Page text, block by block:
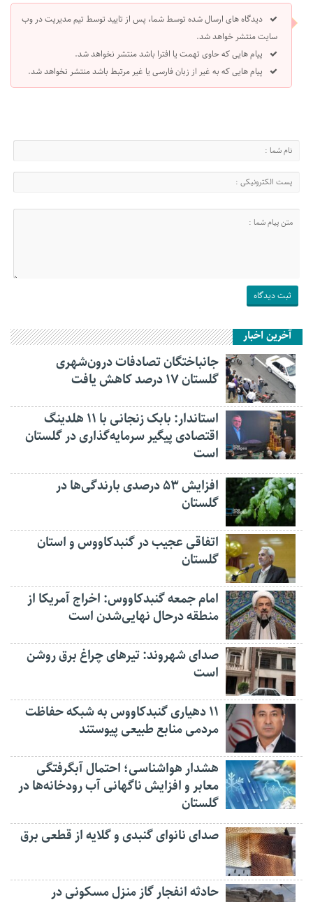
دیدگاه های ارسال شده توسط شما، پس از تایید توسط تیم مدیریت در وب
سایت منتشر خواهد شد.
پیام هایی که حاوی تهمت یا افترا باشد منتشر نخواهد شد.
پیام هایی که به غیر از زبان فارسی یا غیر مرتبط باشد منتشر نخواهد شد.
آخرین اخبار
جانباختگان تصادفات درون‌شهری
گلستان ۱۷ درصد کاهش یافت
استاندار: بابک زنجانی با ۱۱ هلدینگ
اقتصادی پیگیر سرمایه‌گذاری در گلستان
است
افزایش ۵۳ درصدی بارندگی‌ها در
گلستان
اتفاقی عجیب در‌ گنبدکاووس و استان
گلستان
امام جمعه گنبدکاووس: اخراج آمریکا از
منطقه درحال نهایی‌شدن است
صدای شهروند: تیرهای چراغ برق روشن
است
۱۱ دهیاری گنبدکاووس به شبکه حفاظت
مردمی منابع طبیعی پیوستند
هشدار هواشناسی؛ احتمال آبگرفتگی
معابر و افزایش ناگهانی آب رودخانه‌ها در
گلستان
صدای نانوای گنبدی و گلایه از قطعی برق
حادثه انفجار گاز منزل مسکونی در